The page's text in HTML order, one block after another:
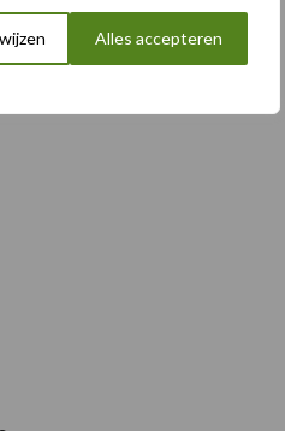
Alles accepteren